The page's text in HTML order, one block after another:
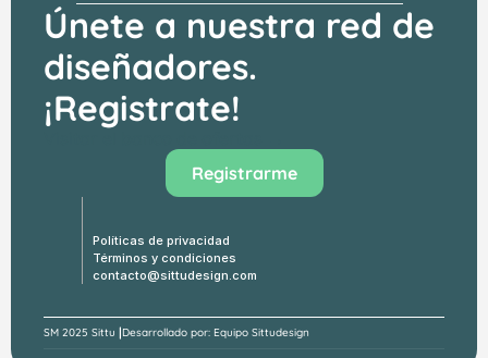
Únete a nuestra red de
diseñadores.
¡Registrate!
Registrarme
Políticas de privacidad
Términos y condiciones
contacto@sittudesign.com
SM 2025 Sittu |Desarrollado por: Equipo Sittudesign